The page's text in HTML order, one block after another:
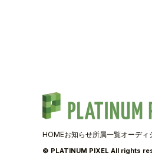
HOMEお知らせ所属一覧オーディ
© PLATINUM PIXEL All rights